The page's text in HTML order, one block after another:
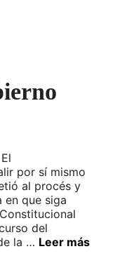
por sí mismo
al procés y
en que siga
del
la … Leer más